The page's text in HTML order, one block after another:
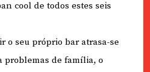
cool de todos estes seis
o seu próprio bar atrasa-se
problemas de família, o